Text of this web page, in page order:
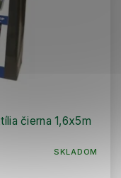
čierna 1,6x5m
SKLADOM